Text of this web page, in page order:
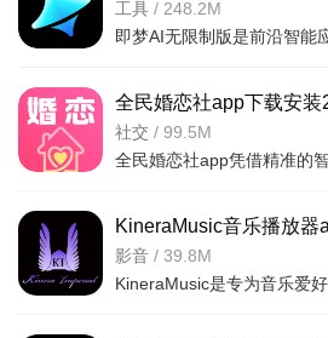
免费安卓版
工具 / 248.2M
全民婚恋社app下载安装
v3.5.0安卓版
社交 / 99.5M
KineraMusic音乐播放器
卓版v2.2.24安卓免费版
影音 / 39.8M